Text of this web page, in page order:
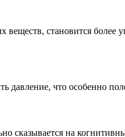
веществ, становится
давление, что особенно
сказывается на